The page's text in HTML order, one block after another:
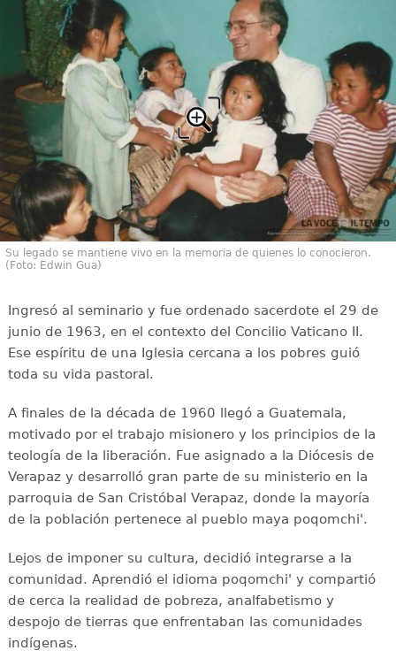
Su legado se mantiene vivo en la memoria de quienes lo conocieron.
(Foto: Edwin Gua)
Ingresó al seminario y fue ordenado sacerdote el 29 de
junio de 1963, en el contexto del Concilio Vaticano II.
Ese espíritu de una Iglesia cercana a los pobres guió
toda su vida pastoral.
A finales de la década de 1960 llegó a Guatemala,
motivado por el trabajo misionero y los principios de la
teología de la liberación. Fue asignado a la Diócesis de
Verapaz y desarrolló gran parte de su ministerio en la
parroquia de San Cristóbal Verapaz, donde la mayoría
de la población pertenece al pueblo maya poqomchi'.
Lejos de imponer su cultura, decidió integrarse a la
comunidad. Aprendió el idioma poqomchi' y compartió
de cerca la realidad de pobreza, analfabetismo y
despojo de tierras que enfrentaban las comunidades
indígenas.